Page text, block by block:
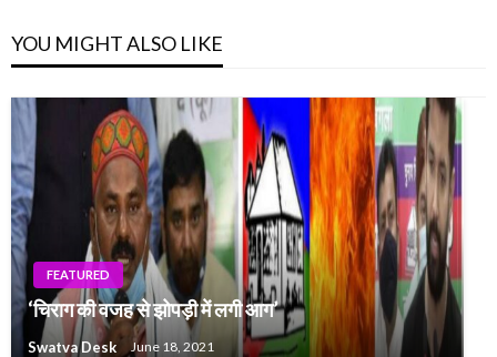
YOU MIGHT ALSO LIKE
FEATURED
‘चिराग की वजह से झोपड़ी में लगी आग’
Swatva Desk June 18, 2021